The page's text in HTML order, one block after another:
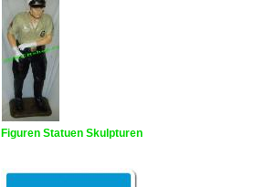
Figuren Statuen Skulpturen